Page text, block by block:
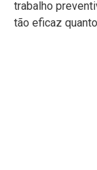
trabalho
tão eficaz